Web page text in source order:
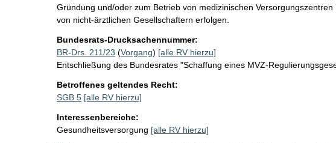
Gründung und/oder zum Betrieb von medizinischen
von nicht-ärztlichen Gesellschaftern erfolgen.
Bundesrats-Drucksachennummer:
BR-Drs. 211/23 (Vorgang) [alle RV hierzu]
Entschließung des Bundesrates "Schaffung eines MVZ-
Betroffenes geltendes Recht:
SGB 5 [alle RV hierzu]
Interessenbereiche:
Gesundheitsversorgung [alle RV hierzu]